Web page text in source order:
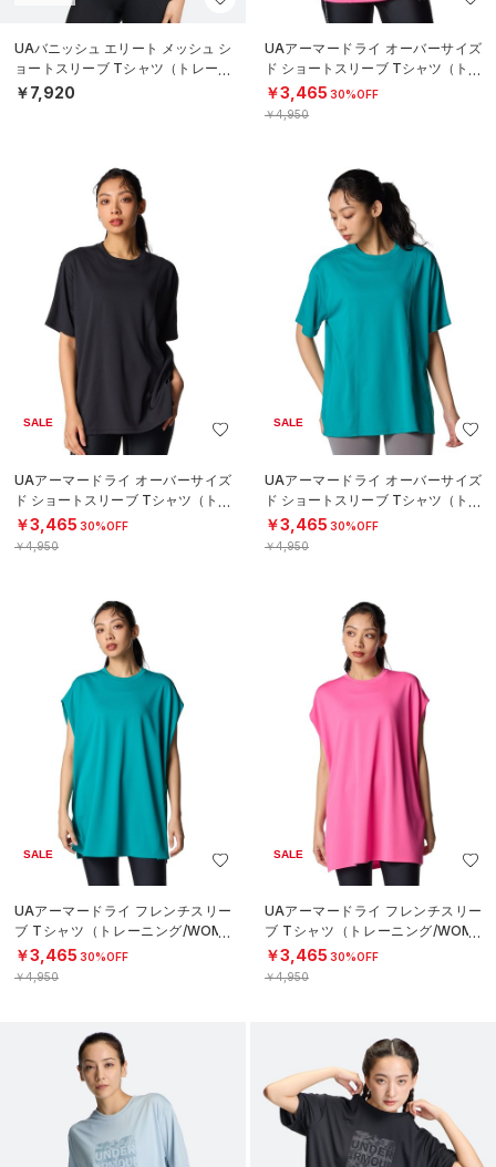
UAバニッシュ エリート メッシュ シ
ョートスリーブ Tシャツ（トレーニ
ング/WOMEN）
￥7,920
UAアーマードライ オーバーサイズ
ド ショートスリーブ Tシャツ（トレ
ーニング/WOMEN）
￥3,465 30%OFF
￥4,950
SALE
UAアーマードライ オーバーサイズ
ド ショートスリーブ Tシャツ（トレ
ーニング/WOMEN）
￥3,465 30%OFF
￥4,950
SALE
UAアーマードライ オーバーサイズ
ド ショートスリーブ Tシャツ（トレ
ーニング/WOMEN）
￥3,465 30%OFF
￥4,950
SALE
UAアーマードライ フレンチスリー
ブ Tシャツ（トレーニング/WOME
N）
￥3,465 30%OFF
￥4,950
SALE
UAアーマードライ フレンチスリー
ブ Tシャツ（トレーニング/WOME
N）
￥3,465 30%OFF
￥4,950